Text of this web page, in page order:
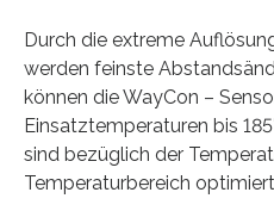
Durch die extreme
werden feinste
können die WayCon –
Einsatztemperaturen bis
sind bezüglich der
Temperaturbereich